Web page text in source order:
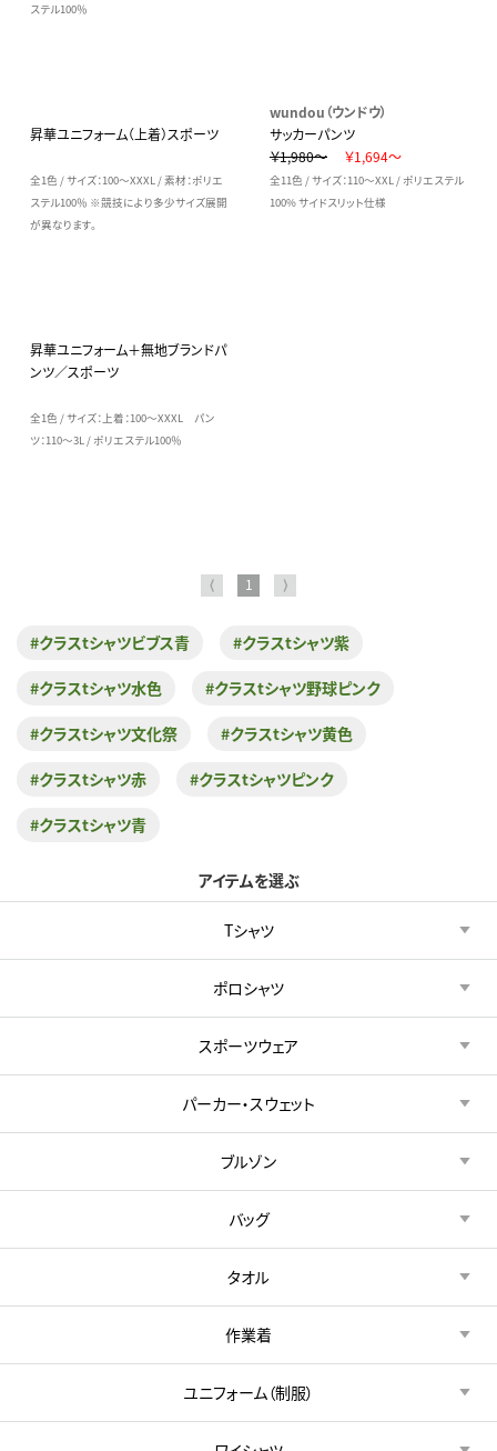
ステル100％
昇華ユニフォーム（上着）スポーツ
全1色 / サイズ：100～XXXL / 素材：ポリエ
ステル100％ ※競技により多少サイズ展開
が異なります。
wundou（ウンドウ）
サッカーパンツ
￥1,980～
￥1,694～
全11色 / サイズ：110～XXL / ポリエステル
100% サイドスリット仕様
昇華ユニフォーム＋無地ブランドパ
ンツ／スポーツ
全1色 / サイズ：上着：100～XXXL パン
ツ：110～3L / ポリエステル100％
⟨ 1 ⟩
#クラスtシャツビブス青 #クラスtシャツ紫
#クラスtシャツ水色 #クラスtシャツ野球ピンク
#クラスtシャツ文化祭 #クラスtシャツ黄色
#クラスtシャツ赤 #クラスtシャツピンク
#クラスtシャツ青
アイテムを選ぶ
Tシャツ
ポロシャツ
スポーツウェア
パーカー・スウェット
ブルゾン
バッグ
タオル
作業着
ユニフォーム（制服）